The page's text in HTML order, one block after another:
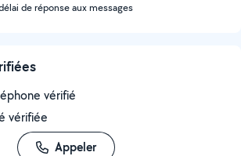
de réponse aux messages
vérifié
vérifiée
Appeler